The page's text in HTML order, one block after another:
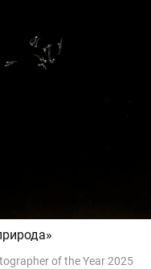
of the Year 2025